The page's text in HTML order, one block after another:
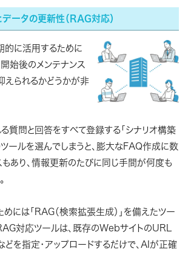
ータの更新性（RAG対応）
的に活用するために
始後のメンテナンス
えられるかどうかが非
質問と回答をすべて登録する「シナリオ構築
ツールを選んでしまうと、膨大なFAQ作成に数
あり、情報更新のたびに同じ手間が何度も
には「RAG（検索拡張生成）」を備えたツー
対応ツールは、既存のWebサイトのURL
を指定・アップロードするだけで、AIが正確